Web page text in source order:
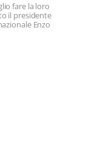
fare la loro
il presidente
Enzo